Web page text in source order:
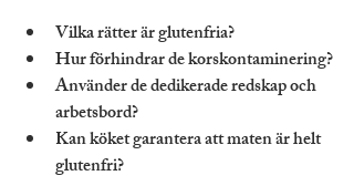
Vilka rätter är glutenfria?
Hur förhindrar de korskontaminering?
Använder de dedikerade redskap och
arbetsbord?
Kan köket garantera att maten är helt
glutenfri?